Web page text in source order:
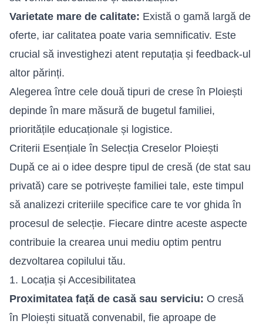
Varietate mare de calitate: Există o gamă largă de
oferte, iar calitatea poate varia semnificativ. Este
crucial să investighezi atent reputația și feedback-ul
altor părinți.
Alegerea între cele două tipuri de crese în Ploiești
depinde în mare măsură de bugetul familiei,
prioritățile educaționale și logistice.
Criterii Esențiale în Selecția Creselor Ploiești
După ce ai o idee despre tipul de cresă (de stat sau
privată) care se potrivește familiei tale, este timpul
să analizezi criteriile specifice care te vor ghida în
procesul de selecție. Fiecare dintre aceste aspecte
contribuie la crearea unui mediu optim pentru
dezvoltarea copilului tău.
1. Locația și Accesibilitatea
Proximitatea față de casă sau serviciu: O cresă
în Ploiești situată convenabil, fie aproape de